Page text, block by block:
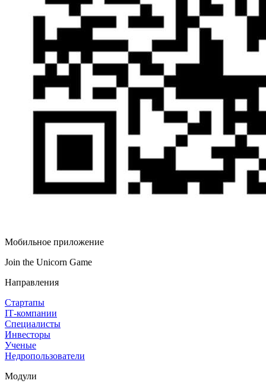
Мобильное приложение
Join the Unicorn Game
Направления
Стартапы
IT‑компании
Специалисты
Инвесторы
Ученые
Недропользователи
Модули